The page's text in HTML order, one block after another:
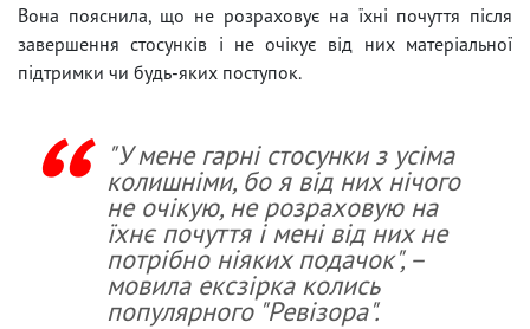
Вона пояснила, що не розраховує на їхні почуття після
завершення стосунків і не очікує від них матеріальної
підтримки чи будь-яких поступок.
"У мене гарні стосунки з усіма
колишніми, бо я від них нічого
не очікую, не розраховую на
їхнє почуття і мені від них не
потрібно ніяких подачок", –
мовила ексзірка колись
популярного "Ревізора".